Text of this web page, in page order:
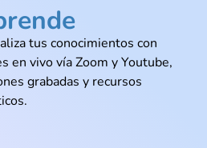
@Gabriel_Espinoza
Python era para mí, pero la
hizo ver todo más lógico
tus conocimientos con
en vivo vía Zoom y Youtube,
grabadas y recursos